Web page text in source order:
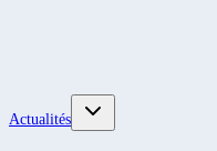
Actualités